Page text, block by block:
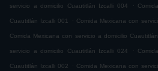
servicio a domicilio Cuautitlán Izcalli 004 .
Cuautitlán Izcalli 001 . Comida Mexicana con
Comida Mexicana con servicio a domicilio
servicio a domicilio Cuautitlán Izcalli 024 .
Cuautitlán Izcalli 002 . Comida Mexicana con